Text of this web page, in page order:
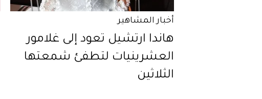
أخبار المشاهير
هاندا ارتشيل تعود إلى غلامور
العشرينيات لتطفئ شمعتها
الثلاثين